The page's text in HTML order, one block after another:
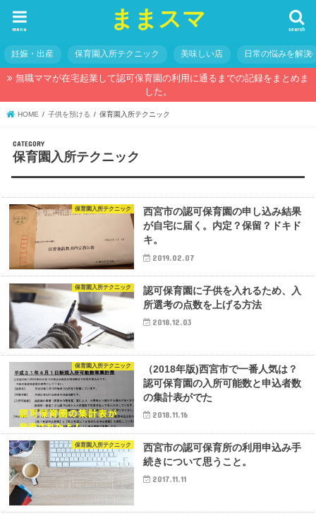
ままスマ search
menu
妊娠・出産 保育園入所テクニック 美味しい店 日常の悩みを解決
無職ママが在宅起業して認可保育園の利用に通るまでの記録をまとめま
した。
HOME 子供を預ける 保育園入所テクニック
保育園入所テクニック
保育園入所テクニック
西宮市の認可保育園の申し込み結果
が自宅に届く。内定？保留？ドキド
キ。
2019.02.07
保育園入所テクニック
認可保育園に子供を入れるため、入
所選考の点数を上げる方法
2018.12.03
保育園入所テクニック
（2018年版)西宮市で一番人気は？
認可保育園の入所可能数と申込者数
の集計表がでた
2018.11.16
保育園入所テクニック
西宮市の認可保育所の利用申込み手
続きについて思うこと。
2017.11.11